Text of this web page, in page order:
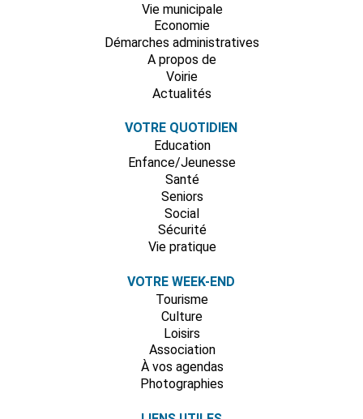
Vie municipale
Economie
Démarches administratives
A propos de
Voirie
Actualités
VOTRE QUOTIDIEN
Education
Enfance/Jeunesse
Santé
Seniors
Social
Sécurité
Vie pratique
VOTRE WEEK-END
Tourisme
Culture
Loisirs
Association
À vos agendas
Photographies